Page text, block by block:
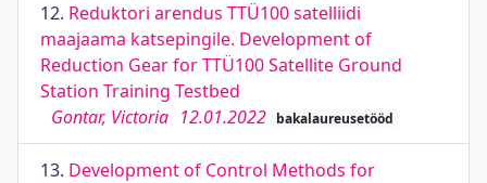
12. Reduktori arendus TTÜ100 satelliidi
maajaama katsepingile. Development of
Reduction Gear for TTÜ100 Satellite Ground
Station Training Testbed
Gontar, Victoria 12.01.2022 bakalaureusetööd
13. Development of Control Methods for